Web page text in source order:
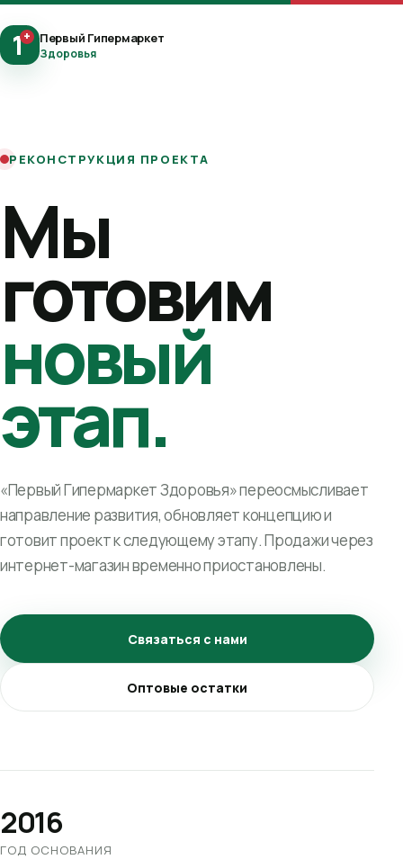
1+ Первый Гипермаркет
Здоровья
РЕКОНСТРУКЦИЯ ПРОЕКТА
Мы
готовим
новый
этап.
«Первый Гипермаркет Здоровья» переосмысливает
направление развития, обновляет концепцию и
готовит проект к следующему этапу. Продажи через
интернет-магазин временно приостановлены.
Связаться с нами
Оптовые остатки
2016
ГОД ОСНОВАНИЯ